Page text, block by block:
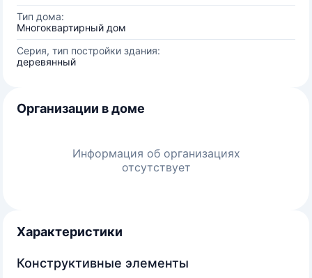
Тип дома:
Многоквартирный дом
Серия, тип постройки здания:
деревянный
Организации в доме
Информация об организациях
отсутствует
Характеристики
Конструктивные элементы